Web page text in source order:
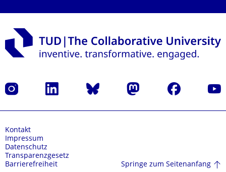
Instagram LinkedIn Bluesky Mastodon Facebook
Kontakt
Impressum
Datenschutz
Transparenzgesetz
Barrierefreiheit
Springe zum Seitenanfang